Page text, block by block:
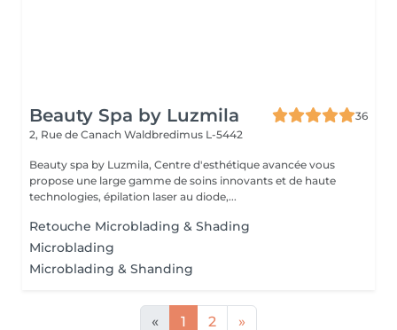
Beauty Spa by Luzmila
36
2, Rue de Canach Waldbredimus L-5442
Beauty spa by Luzmila, Centre d'esthétique avancée vous
propose une large gamme de soins innovants et de haute
technologies, épilation laser au diode,...
Retouche Microblading & Shading
Microblading
Microblading & Shanding
« 1 2 »